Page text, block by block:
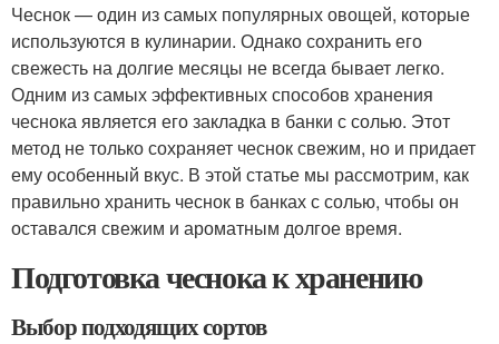
Чеснок — один из самых популярных овощей, которые
используются в кулинарии. Однако сохранить его
свежесть на долгие месяцы не всегда бывает легко.
Одним из самых эффективных способов хранения
чеснока является его закладка в банки с солью. Этот
метод не только сохраняет чеснок свежим, но и придает
ему особенный вкус. В этой статье мы рассмотрим, как
правильно хранить чеснок в банках с солью, чтобы он
оставался свежим и ароматным долгое время.
Подготовка чеснока к хранению
Выбор подходящих сортов